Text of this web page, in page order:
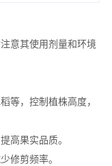
意其使用剂量和环境
等，控制植株高度，
高果实品质。
修剪频率。